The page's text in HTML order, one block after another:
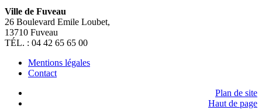
Ville de Fuveau
26 Boulevard Emile Loubet,
13710 Fuveau
TÉL. : 04 42 65 65 00
Mentions légales
Contact
Plan de site
Haut de page